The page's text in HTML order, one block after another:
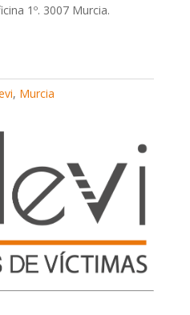
1º. 3007 Murcia.
, Murcia